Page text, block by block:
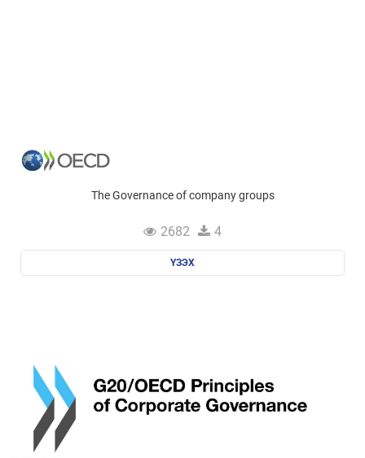
The Governance of company groups
2682 4
ҮЗЭХ